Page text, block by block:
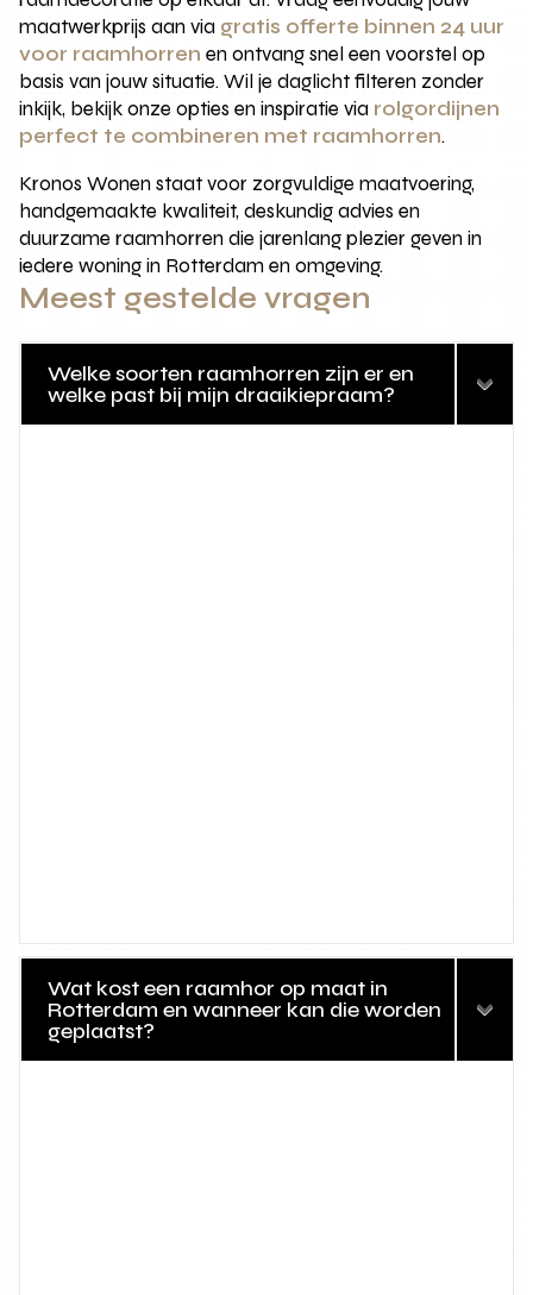
maatwerkprijs aan via gratis offerte binnen 24 uur
voor raamhorren en ontvang snel een voorstel op
basis van jouw situatie. Wil je daglicht filteren zonder
inkijk, bekijk onze opties en inspiratie via rolgordijnen
perfect te combineren met raamhorren.
Kronos Wonen staat voor zorgvuldige maatvoering,
handgemaakte kwaliteit, deskundig advies en
duurzame raamhorren die jarenlang plezier geven in
iedere woning in Rotterdam en omgeving.
Meest gestelde vragen
Welke soorten raamhorren zijn er en
welke past bij mijn draaikiepraam?
Wat kost een raamhor op maat in
Rotterdam en wanneer kan die worden
geplaatst?